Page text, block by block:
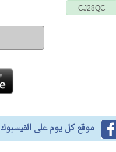
CJ28QC
موقع كل يوم على الفيسبوك